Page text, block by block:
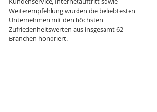
Weiterempfehlung wurden die beliebtesten
Unternehmen mit den höchsten
Zufriedenheitswerten aus insgesamt 62
Branchen honoriert.